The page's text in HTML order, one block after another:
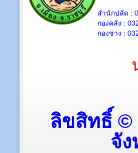
สำนักปลัด :
กองคลัง :
กองช่าง :
ลิขสิทธิ์ ©
จั